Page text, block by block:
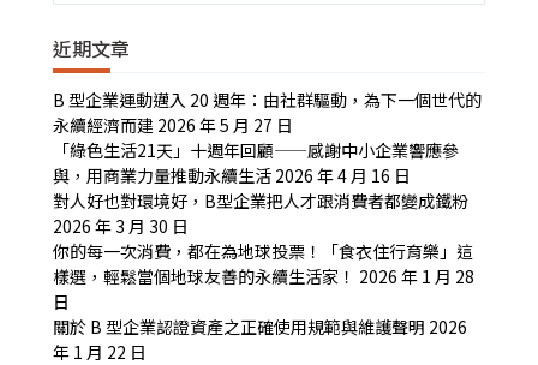
近期文章
B 型企業運動邁入 20 週年：由社群驅動，為下一個世代的
永續經濟而建 2026 年 5 月 27 日
「綠色生活21天」十週年回顧——感謝中小企業響應參
與，用商業力量推動永續生活 2026 年 4 月 16 日
對人好也對環境好，B型企業把人才跟消費者都變成鐵粉
2026 年 3 月 30 日
你的每一次消費，都在為地球投票！「食衣住行育樂」這
樣選，輕鬆當個地球友善的永續生活家！ 2026 年 1 月 28
日
關於 B 型企業認證資產之正確使用規範與維護聲明 2026
年 1 月 22 日